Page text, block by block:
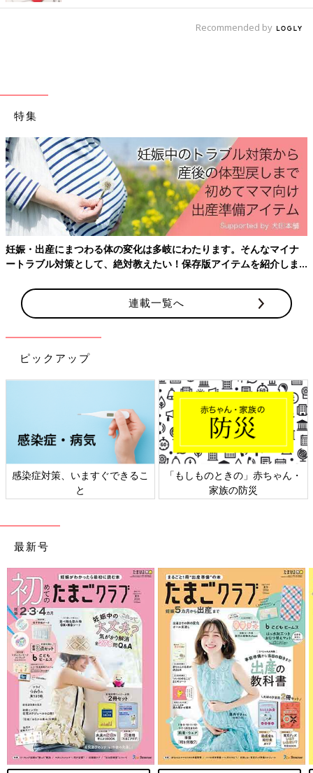
Recommended by
特集
妊娠・出産にまつわる体の変化は多岐にわたります。そんなマイナ
ートラブル対策として、絶対教えたい！保存版アイテムを紹介しま
連載一覧へ
ピックアップ
感染症対策、いますぐできるこ
と
「もしものときの」赤ちゃん・
家族の防災
最新号